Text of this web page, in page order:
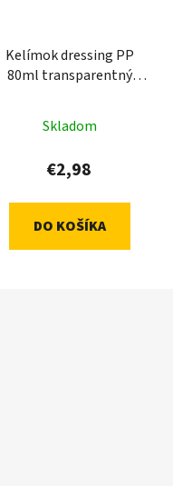
Kelímok dressing PP
80ml transparentný
Skladom
€2,98
DO KOŠÍKA